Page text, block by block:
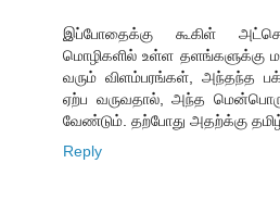
இப்போதைக்கு கூகிள்
மொழிகளில் உள்ள தளங்களுக்கு
வரும் விளம்பரங்கள், அந்தந்த
ஏற்ப வருவதால், அந்த
வேண்டும். தற்போது அதற்க்கு தமிழ்
Reply